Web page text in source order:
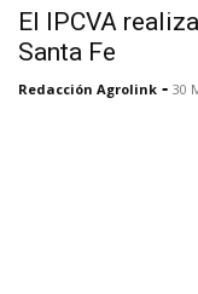
El IPCVA
Santa Fe
Redacción Agrolink - 30